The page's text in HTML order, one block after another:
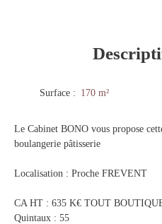
Surface : 170 m²
Le Cabinet BONO vous propose
boulangerie pâtisserie
Localisation : Proche FREVENT
CA HT : 635 K€ TOUT
Quintaux : 55